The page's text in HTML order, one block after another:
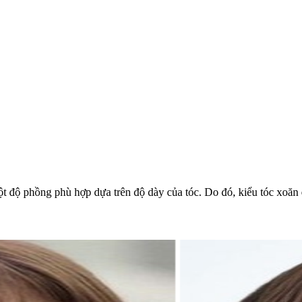
độ phồng phù hợp dựa trên độ dày của tóc. Do đó, kiểu tóc